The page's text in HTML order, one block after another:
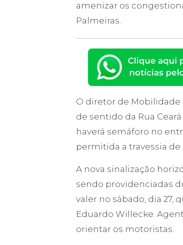
amenizar os
Palmeiras.
O diretor de Mobilidade
de sentido da Rua
haverá semáforo no
permitida a travessia
A nova sinalização
sendo providenciadas
valer no sábado, dia 27,
Eduardo Willecke.
orientar os motoristas.